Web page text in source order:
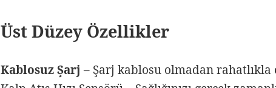
Üst Düzey Özellikler
Kablosuz Şarj – Şarj kablosu olmadan rahatlıkla